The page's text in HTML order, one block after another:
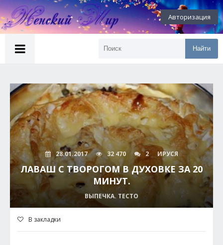
Авторизация
Найти
28.01.2017 32 470 2 ИРУСЯ
ЛАВАШ С ТВОРОГОМ В ДУХОВКЕ ЗА 20
МИНУТ.
ВЫПЕЧКА. ТЕСТО
В закладки